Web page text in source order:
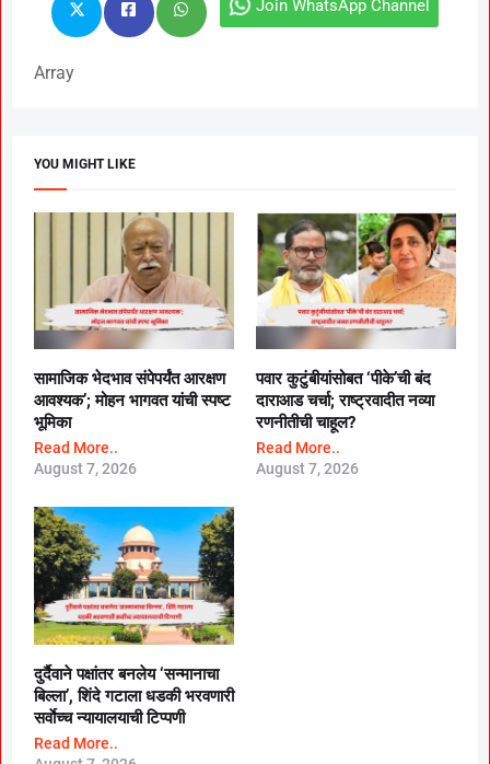
Join WhatsApp Channel
Array
YOU MIGHT LIKE
सामाजिक भेदभाव संपेपर्यंत आरक्षण
आवश्यक’; मोहन भागवत यांची स्पष्ट
भूमिका
Read More..
August 7, 2026
पवार कुटुंबीयांसोबत ‘पीके’ची बंद
दाराआड चर्चा; राष्ट्रवादीत नव्या
रणनीतीची चाहूल?
Read More..
August 7, 2026
दुर्दैवाने पक्षांतर बनलेय ‘सन्मानाचा
बिल्ला’, शिंदे गटाला धडकी भरवणारी
सर्वाेच्च न्यायालयाची टिप्पणी
Read More..